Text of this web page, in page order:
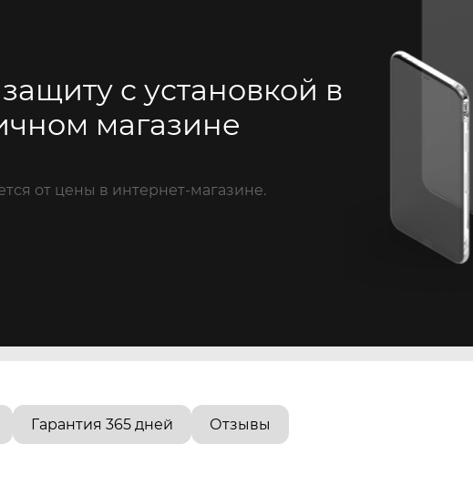
с установкой в
магазине
от цены в интернет-магазине.
Гарантия 365 дней Отзывы